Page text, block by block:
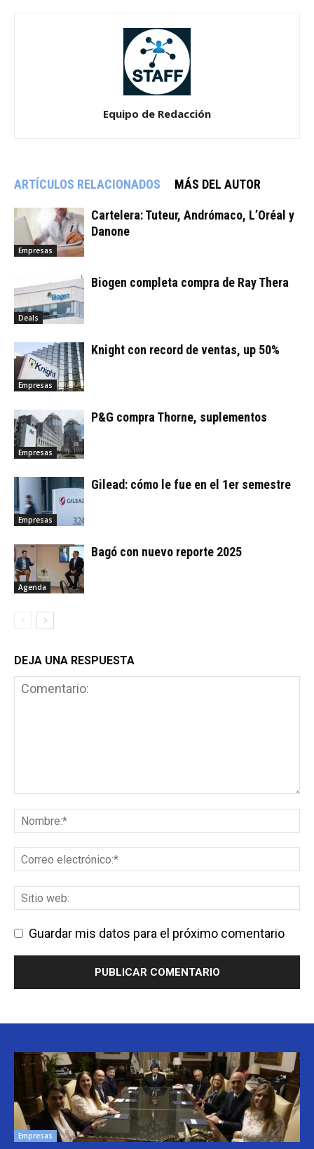
Equipo de Redacción
ARTÍCULOS RELACIONADOS MÁS DEL AUTOR
Empresas
Cartelera: Tuteur, Andrómaco, L’Oréal y
Danone
Deals
Biogen completa compra de Ray Thera
Empresas
Knight con record de ventas, up 50%
Empresas
P&G compra Thorne, suplementos
Empresas
Gilead: cómo le fue en el 1er semestre
Agenda
Bagó con nuevo reporte 2025
DEJA UNA RESPUESTA
Guardar mis datos para el próximo comentario
Empresas